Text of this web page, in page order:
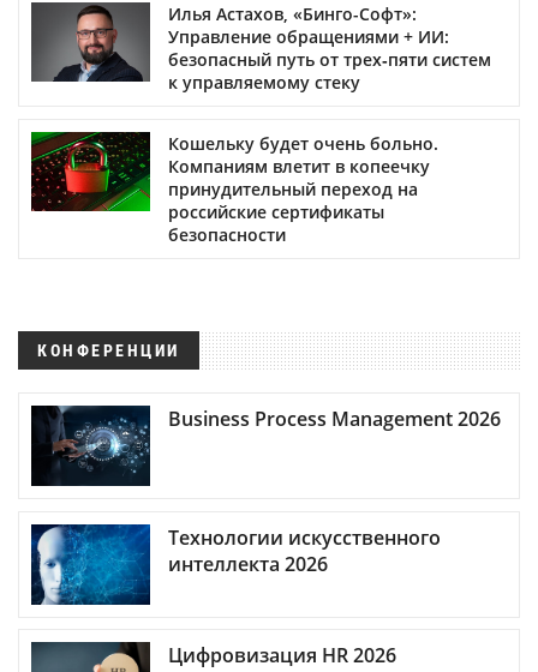
Илья Астахов, «Бинго-Софт»:
Управление обращениями + ИИ:
безопасный путь от трех‑пяти систем
к управляемому стеку
Кошельку будет очень больно.
Компаниям влетит в копеечку
принудительный переход на
российские сертификаты
безопасности
КОНФЕРЕНЦИИ
Business Process Management 2026
Технологии искусственного
интеллекта 2026
Цифровизация HR 2026